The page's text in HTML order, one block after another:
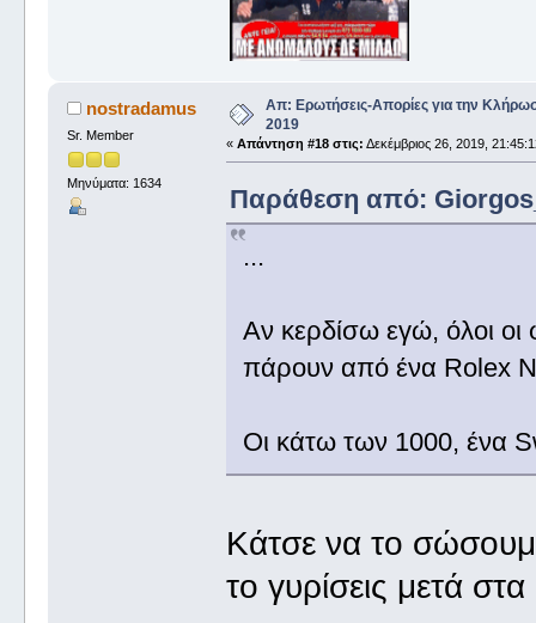
nostradamus
Sr. Member
Μηνύματα: 1634
Απ: Ερωτήσεις-Απορίες για την
2019
«Απάντηση #18 στις: Δεκέμβριος 26, 2019,
Παράθεση από:
...
Αν κερδίσω εγώ, όλοι
πάρουν από ένα Rolex
Οι κάτω των 1000, ένα
Κάτσε να το
το γυρίσεις μετά